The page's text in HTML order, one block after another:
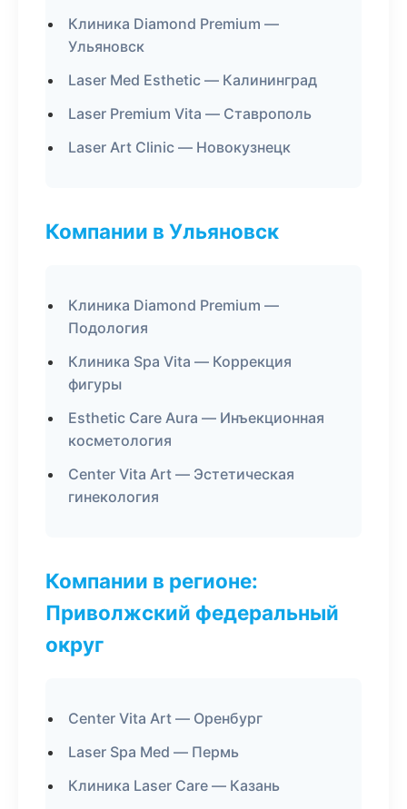
Клиника Diamond Premium —
Ульяновск
Laser Med Esthetic — Калининград
Laser Premium Vita — Ставрополь
Laser Art Clinic — Новокузнецк
Компании в Ульяновск
Клиника Diamond Premium —
Подология
Клиника Spa Vita — Коррекция
фигуры
Esthetic Care Aura — Инъекционная
косметология
Center Vita Art — Эстетическая
гинекология
Компании в регионе:
Приволжский федеральный
округ
Center Vita Art — Оренбург
Laser Spa Med — Пермь
Клиника Laser Care — Казань